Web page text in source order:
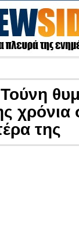
χρόνια
της